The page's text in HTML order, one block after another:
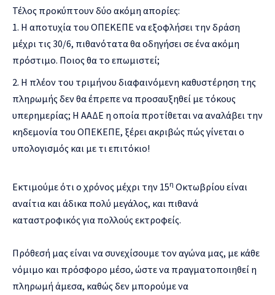
Τέλος προκύπτουν δύο ακόμη απορίες:
Η αποτυχία του ΟΠΕΚΕΠΕ να εξοφλήσει την δράση
μέχρι τις 30/6, πιθανότατα θα οδηγήσει σε ένα ακόμη
πρόστιμο. Ποιος θα το επωμιστεί;
Η πλέον του τριμήνου διαφαινόμενη καθυστέρηση της
πληρωμής δεν θα έπρεπε να προσαυξηθεί με τόκους
υπερημερίας; Η ΑΑΔΕ η οποία προτίθεται να αναλάβει την
κηδεμονία του ΟΠΕΚΕΠΕ, ξέρει ακριβώς πώς γίνεται ο
υπολογισμός και με τι επιτόκιο!
Εκτιμούμε ότι ο χρόνος μέχρι την 15η Οκτωβρίου είναι
αναίτια και άδικα πολύ μεγάλος, και πιθανά
καταστροφικός για πολλούς εκτροφείς.
Πρόθεσή μας είναι να συνεχίσουμε τον αγώνα μας, με κάθε
νόμιμο και πρόσφορο μέσο, ώστε να πραγματοποιηθεί η
πληρωμή άμεσα, καθώς δεν μπορούμε να